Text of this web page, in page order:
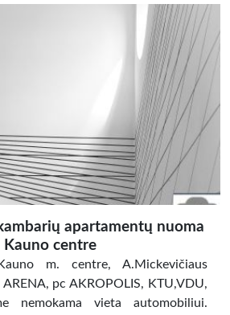
apartamentų nuoma
Kauno centre
m. centre, A.Mickevičiaus
pc AKROPOLIS, KTU,VDU,
nemokama vieta automobiliui.